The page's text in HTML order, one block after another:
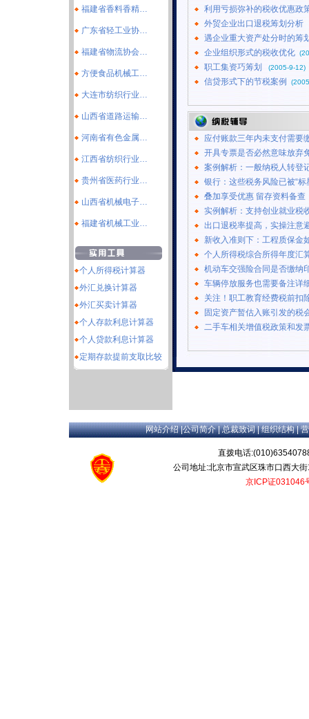
福建省香料香精…
广东省轻工业协…
福建省物流协会…
方便食品机械工…
大连市纺织行业…
山西省道路运输…
河南省有色金属…
江西省纺织行业…
贵州省医药行业…
山西省机械电子…
福建省机械工业…
个人所得税计算器
外汇兑换计算器
外汇买卖计算器
个人存款利息计算器
个人贷款利息计算器
定期存款提前支取比较
利用亏损弥补的税收优惠政
外贸企业出口退税筹划分析
遇企业重大资产处分时的筹
企业组织形式的税收优化
职工集资巧筹划 (2005-9-12)
信贷形式下的节税案例
应付账款三年内未支付需要
开具专票是否必然意味放弃
案例解析：一般纳税人转登
银行：这些税务风险已被“标
叠加享受优惠 留存资料备查
实例解析：支持创业就业税
出口退税率提高，实操注意
新收入准则下：工程质保金
个人所得税综合所得年度汇
机动车交强险合同是否缴纳
车辆停放服务也需要备注详
关注！职工教育经费税前扣
固定资产暂估入账引发的税
二手车相关增值税政策和发
网站介绍|公司简介|总裁致词|组织结构|
直拨电话
公司地址:北京市宣武区珠市口西
京ICP证031046